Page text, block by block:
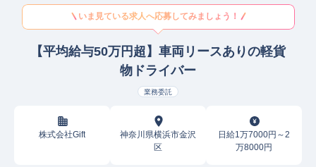
いま見ている求人へ応募してみましょう！
【平均給与50万円超】車両リースありの軽貨
物ドライバー
業務委託
株式会社Gift
神奈川県横浜市金沢
区
日給1万7000円～2
万8000円